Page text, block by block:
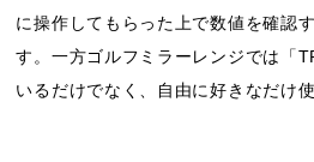
に操作してもらった上で数値を確認
す。一方ゴルフミラーレンジでは「
いるだけでなく、自由に好きなだけ